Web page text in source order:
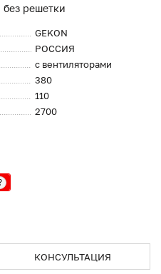
решетки
GEKON
РОССИЯ
с вентиляторами
380
110
2700
КОНСУЛЬТАЦИЯ